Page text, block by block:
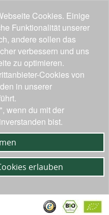
Cookies. Einige
Funktionalität unserer
andere sollen das
verbessern und uns
zu optimieren.
Cookies von
in unserer
wenn du mit der
bist.
erlauben